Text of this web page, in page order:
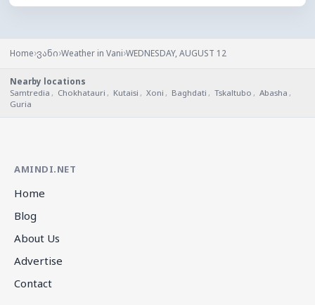
Home›ვანი›Weather in Vani›WEDNESDAY, AUGUST 12
Nearby locations
Samtredia , Chokhatauri , Kutaisi , Xoni , Baghdati , Tskaltubo , Abasha ,
Guria
AMINDI.NET
Home
Blog
About Us
Advertise
Contact